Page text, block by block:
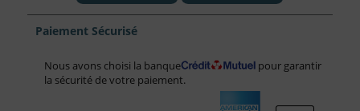
Paiement Sécurisé
Nous avons choisi la banque
pour garantir
la sécurité de votre paiement.